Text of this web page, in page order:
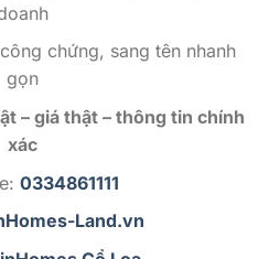
chứng, sang tên nhanh
gọn
– giá thật – thông tin chính
xác
0334861111
Land.vn